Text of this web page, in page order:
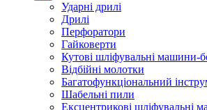
Ударні дрилі
Дрилі
Перфоратори
Гайковерти
Кутові шліфувальні машини-
Відбійні молотки
Багатофункціональний
Шабельні пили
Ексцентрикові шліфувальні